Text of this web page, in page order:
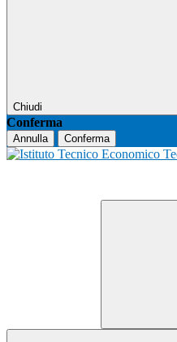
Chiudi
Conferma
Annulla Conferma